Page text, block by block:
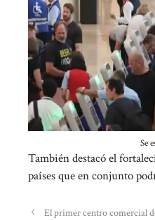
Se
También destacó el
países que en conjunto
El primer centro comercial